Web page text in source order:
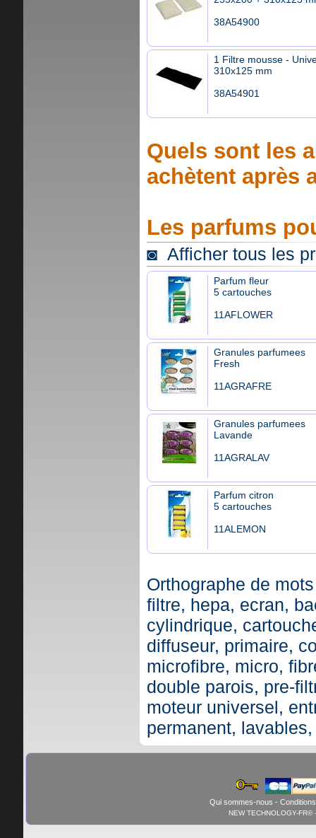
38A54900
1 Filtre mousse -
310x125 mm
38A54901
Quels sont les
achètent après
Les parfums
◙ Afficher tous les
Parfum fleur
5 cartouches
11AFLOWER
Granules parfumees
Fresh
11AGRAFRE
Granules parfumees
Lavande
11AGRALAV
Parfum citron
5 cartouches
11ALEMON
Orthographe de
filtre, hepa, ecran,
cylindrique,
diffuseur, primaire,
microfibre, micro,
double parois, pre-
moteur universel,
permanent,
Qui sommes-nous -
NEW TECHNOLOGY-